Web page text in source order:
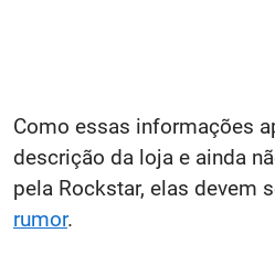
Como essas informações
descrição da loja e ainda
pela Rockstar, elas devem
rumor.